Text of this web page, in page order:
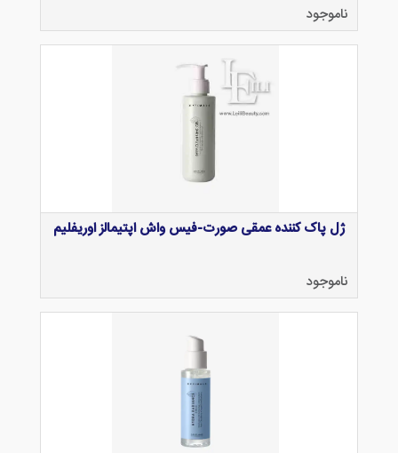
ناموجود
ژل پاک کننده عمقی صورت-فیس واش اپتیمالز اوریفلیم
ناموجود